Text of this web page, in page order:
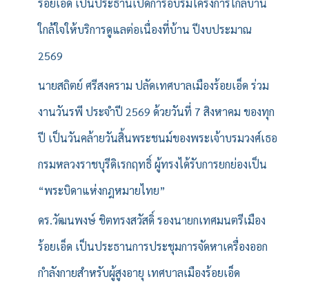
ร้อยเอ็ด เป็นประธานเปิดการอบรมโครงการใกล้บ้าน
ใกล้ใจให้บริการดูแลต่อเนื่องที่บ้าน ปีงบประมาณ
2569
นายสถิตย์ ศรีสงคราม ปลัดเทศบาลเมืองร้อยเอ็ด ร่วม
งานวันรพี ประจำปี 2569 ด้วยวันที่ 7 สิงหาคม ของทุก
ปี เป็นวันคล้ายวันสิ้นพระชนม์ของพระเจ้าบรมวงศ์เธอ
กรมหลวงราชบุรีดิเรกฤทธิ์ ผู้ทรงได้รับการยกย่องเป็น
“พระบิดาแห่งกฎหมายไทย”
ดร.วัฒนพงษ์ ชิตทรงสวัสดิ์ รองนายกเทศมนตรีเมือง
ร้อยเอ็ด เป็นประธานการประชุมการจัดหาเครื่องออก
กำลังกายสำหรับผู้สูงอายุ เทศบาลเมืองร้อยเอ็ด